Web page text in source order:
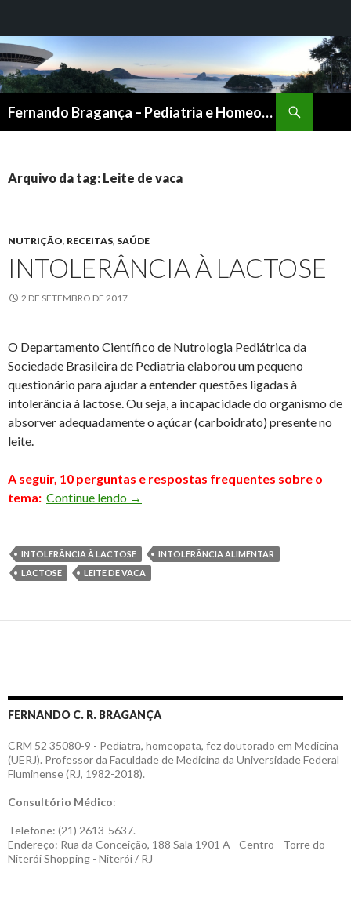
Fernando Bragança – Pediatria e Homeopatia
CONTEÚDO
Arquivo da tag: Leite de vaca
NUTRIÇÃO, RECEITAS, SAÚDE
INTOLERÂNCIA À LACTOSE
2 DE SETEMBRO DE 2017
O Departamento Científico de Nutrologia Pediátrica da
Sociedade Brasileira de Pediatria elaborou um pequeno
questionário para ajudar a entender questões ligadas à
intolerância à lactose. Ou seja, a incapacidade do organismo de
absorver adequadamente o açúcar (carboidrato) presente no
leite.
A seguir, 10 perguntas e respostas frequentes sobre o
tema: Continue lendo Intolerância à lactose
→
INTOLERÂNCIA À LACTOSE
INTOLERÂNCIA ALIMENTAR
LACTOSE
LEITE DE VACA
FERNANDO C. R. BRAGANÇA
CRM 52 35080-9 - Pediatra, homeopata, fez doutorado em Medicina
(UERJ). Professor da Faculdade de Medicina da Universidade Federal
Fluminense (RJ, 1982-2018).
Consultório Médico:
Telefone: (21) 2613-5637.
Endereço: Rua da Conceição, 188 Sala 1901 A - Centro - Torre do
Niterói Shopping - Niterói / RJ